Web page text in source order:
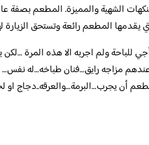
الشهية والمميزة. المطعم بصفة
يقدمها المطعم رائعة وتستحق الزيارة
ولم اجربه الا هذه المرة …لكن
مزاجه رايق…فنان طباخه…له